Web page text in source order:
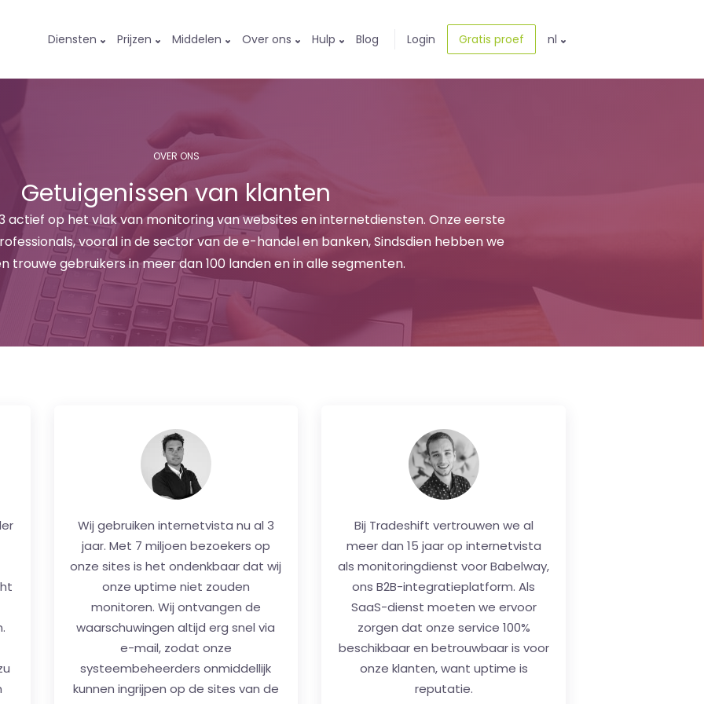
Diensten Prijzen Middelen Over ons Hulp Blog Login Gratis proef nl
OVER ONS
Getuigenissen van klanten
actief op het vlak van monitoring van websites en internetdiensten. Onze eerste
vooral in de sector van de e-handel en banken, Sindsdien hebben we
trouwe gebruikers in meer dan 100 landen en in alle segmenten.
Onze Internetdiensten moeten
voorbeelden voor allen zijn...
Derhalve van hun beschikbaarheid
en hun doeltreffendheid is ervoor
zorgen primordiaal en kritieke zaken;
het is waarom wij het website
monitoring van internetvista sinds
2004 gebruiken.
Wij zijn klanten van het eerste uur
en zijn internetvista trouw gebleven.
Door de monitoringdienst van onze
servers, hebben wij een externe en
betrouwbare controle van ons hele
systeem. Onze technische teams
worden per sms verwittigd van de
kleinste onbeschikbaarheid van
onze site en kunnen onmiddellijk